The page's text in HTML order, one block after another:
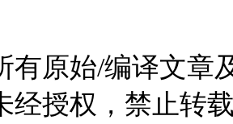
原始/编译文章
经授权，禁止转